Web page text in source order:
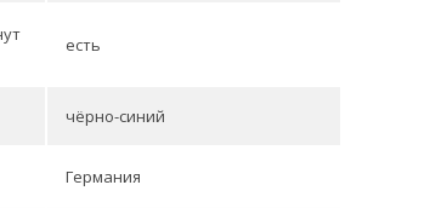
есть
чёрно-синий
Германия